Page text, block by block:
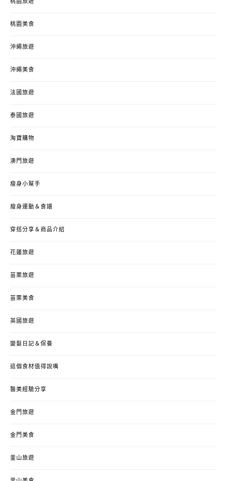
桃園旅遊
桃園美食
沖繩旅遊
沖繩美食
法國旅遊
泰國旅遊
淘寶購物
澳門旅遊
瘦身小幫手
瘦身運動＆食譜
穿搭分享＆商品介紹
花蓮旅遊
苗栗旅遊
苗栗美食
英國旅遊
變髮日記＆保養
這個食材值得說嘴
醫美經驗分享
金門旅遊
金門美食
釜山旅遊